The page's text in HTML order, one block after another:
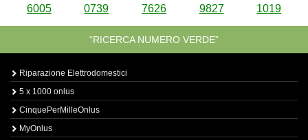
6005 0739 7626 9827 1019
“RICERCA NUMERO VERDE”
Riparazione Elettrodomestici
5 x 1000 onlus
CinquePerMilleOnlus
MyOnlus